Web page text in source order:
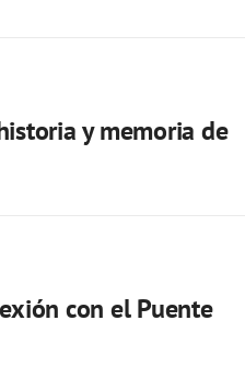
y memoria de
con el Puente